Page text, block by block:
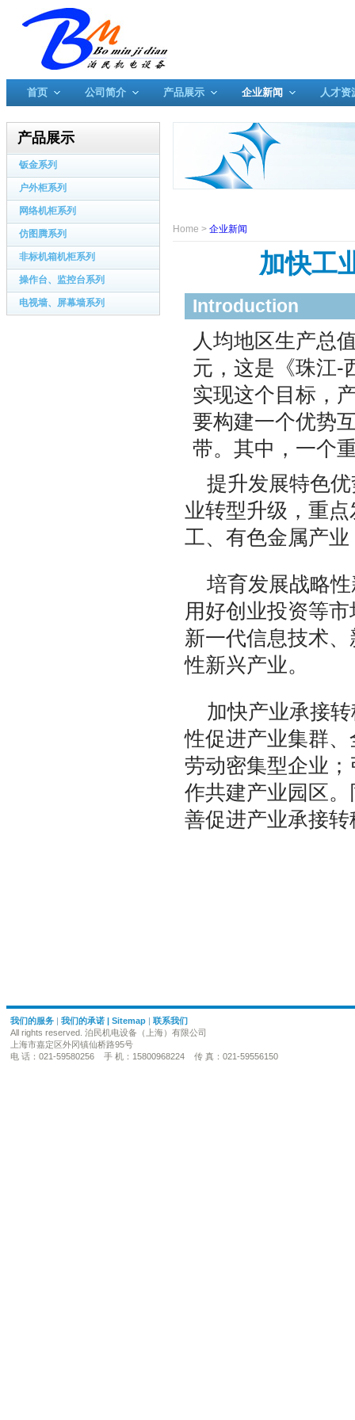
首页 公司简介 产品展示 企业新闻 人才资
产品展示
钣金系列
户外柜系列
网络机柜系列
仿图腾系列
非标机箱机柜系列
操作台、监控台系列
电视墙、屏幕墙系列
Home > 企业新闻
加快工
Introduction
人均地区生产总
元，这是《珠江-
实现这个目标，
要构建一个优势
带。其中，一个
提升发展特色
业转型升级，重点
工、有色金属产
培育发展战略
用好创业投资等
新一代信息技术
性新兴产业。
加快产业承接
性促进产业集群
劳动密集型企业
作共建产业园区
善促进产业承接
我们的服务| 我们的承诺| Sitemap| 联系我们
All rights reserved. 泊民机电设备（上海）有限公司
上海市嘉定区外冈镇仙桥路95号
电 话：021-59580256 手 机：15800968224 传 真：021-59556150